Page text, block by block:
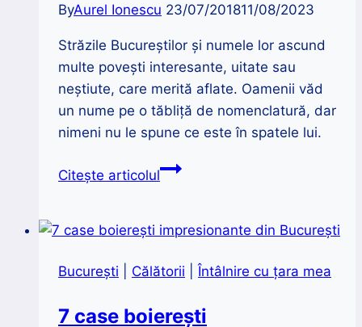
ByAurel Ionescu 23/07/201811/08/2023
Străzile Bucureștilor și numele lor ascund
multe povești interesante, uitate sau
neștiute, care merită aflate. Oamenii văd
un nume pe o tăbliță de nomenclatură, dar
nimeni nu le spune ce este în spatele lui.
Citește articolulPovești
numele
din
|
București Călătorii |Întâlnire cu țara mea
7 case boierești